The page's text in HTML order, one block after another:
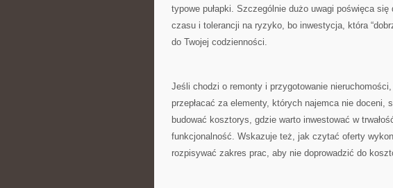
typowe pułapki. Szczególnie dużo uwagi poświęca
czasu i tolerancji na ryzyko, bo inwestycja, która
do Twojej codzienności.
Jeśli chodzi o remonty i przygotowanie
przepłacać za elementy, których najemca nie doceni,
budować kosztorys, gdzie warto inwestować w
funkcjonalność. Wskazuje też, jak czytać oferty
rozpisywać zakres prac, aby nie doprowadzić do